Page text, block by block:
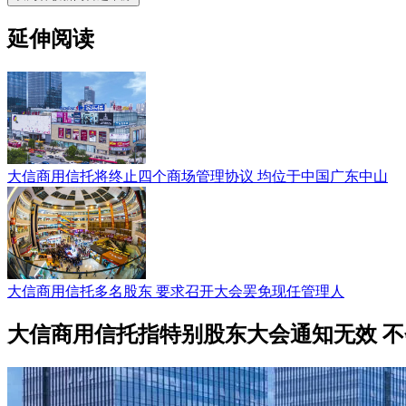
延伸阅读
大信商用信托将终止四个商场管理协议 均位于中国广东中山
大信商用信托多名股东 要求召开大会罢免现任管理人
大信商用信托指特别股东大会通知无效